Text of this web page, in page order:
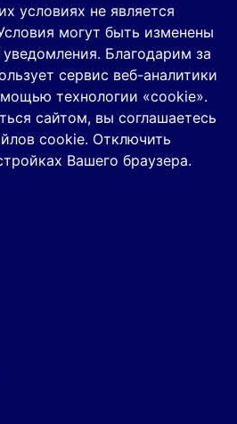
условиях не является
могут быть изменены
Благодарим за
сервис веб-аналитики
технологии «cookie».
сайтом, вы соглашаетесь
cookie. Отключить
Вашего браузера.